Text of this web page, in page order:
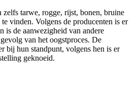
zelfs tarwe, rogge, rijst, bonen, bruine
vinden. Volgens de producenten is er
is de aanwezigheid van andere
van het oogstproces. De
bij hun standpunt, volgens hen is er
geknoeid.